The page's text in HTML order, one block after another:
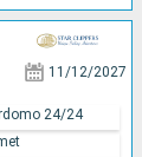
11/12/2027
24/24